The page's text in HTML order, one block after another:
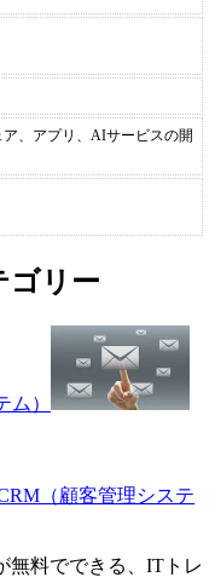
ア、アプリ、AIサービスの開
ゴリー
ム）
（顧客管理システ
無料でできる、ITトレ